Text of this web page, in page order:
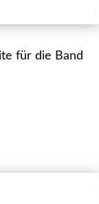
für die Band